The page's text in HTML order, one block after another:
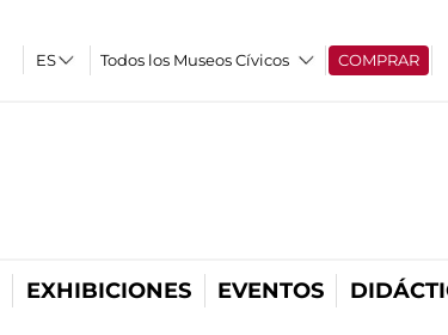
Todos los Museos Cívicos COMPRAR
EXHIBICIONES EVENTOS